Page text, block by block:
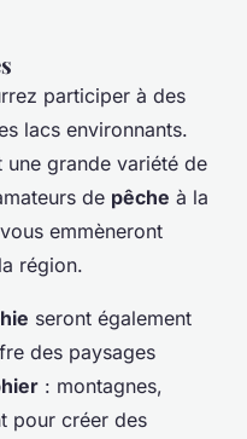
participer à des
lacs environnants.
une grande variété de
de pêche à la
emmèneront
région.
seront également
des paysages
: montagnes,
pour créer des